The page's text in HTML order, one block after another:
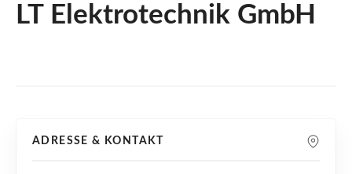
LT Elektrotechnik GmbH
ADRESSE & KONTAKT